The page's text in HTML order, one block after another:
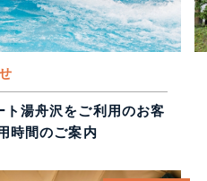
ト湯舟沢をご利用のお客
時間のご案内